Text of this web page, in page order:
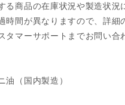
る商品の在庫状況や製造状況
時間が異なりますので、詳細
タマーサポートまでお問い合
油（国内製造）